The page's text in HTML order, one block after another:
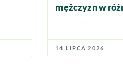
mężczyzn w
14 LIPCA 2026